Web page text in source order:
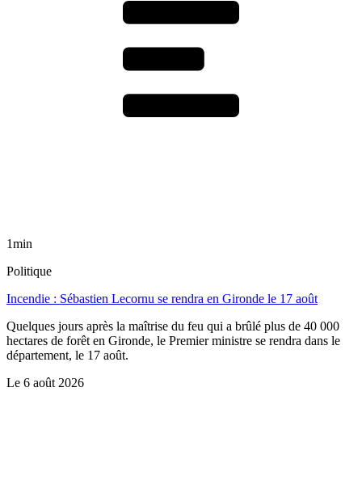
1min
Politique
Incendie : Sébastien Lecornu se rendra en Gironde le 17 août
Quelques jours après la maîtrise du feu qui a brûlé plus de 40 000
hectares de forêt en Gironde, le Premier ministre se rendra dans le
département, le 17 août.
Le 6 août 2026